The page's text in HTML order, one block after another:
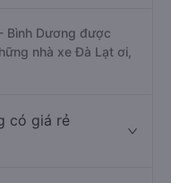
Bình Dương được
nhà xe Đà Lạt ơi,
có giá rẻ